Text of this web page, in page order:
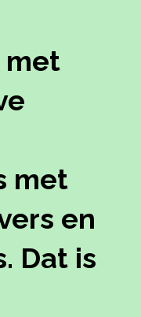
met
met
en
Dat is